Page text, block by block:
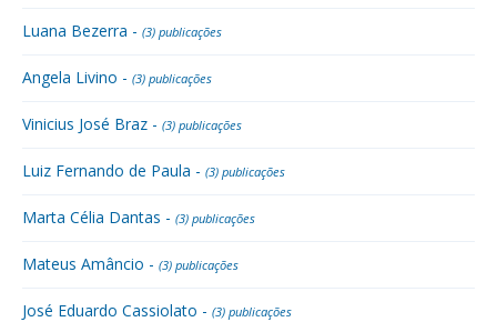
Luana Bezerra - (3) publicações
Angela Livino - (3) publicações
Vinicius José Braz - (3) publicações
Luiz Fernando de Paula - (3) publicações
Marta Célia Dantas - (3) publicações
Mateus Amâncio - (3) publicações
José Eduardo Cassiolato - (3) publicações